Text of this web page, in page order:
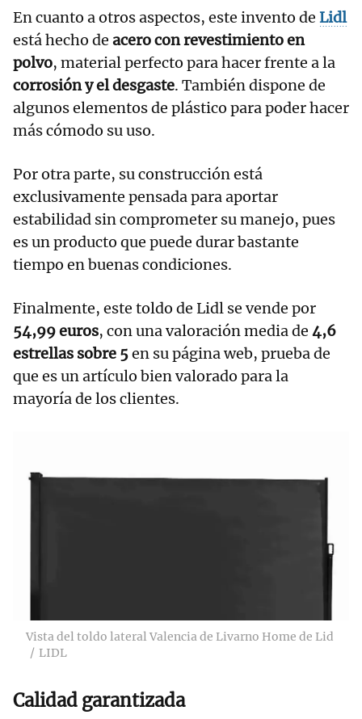
En cuanto a otros aspectos, este invento de Lidl
está hecho de acero con revestimiento en
polvo, material perfecto para hacer frente a la
corrosión y el desgaste. También dispone de
algunos elementos de plástico para poder hacer
más cómodo su uso.
Por otra parte, su construcción está
exclusivamente pensada para aportar
estabilidad sin comprometer su manejo, pues
es un producto que puede durar bastante
tiempo en buenas condiciones.
Finalmente, este toldo de Lidl se vende por
54,99 euros, con una valoración media de 4,6
estrellas sobre 5en su página web, prueba de
que es un artículo bien valorado para la
mayoría de los clientes.
Vista del toldo lateral Valencia de Livarno Home de Lid
LIDL
Calidad garantizada